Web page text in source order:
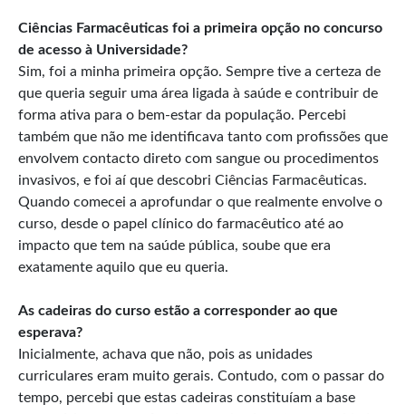
Ciências Farmacêuticas foi a primeira opção no concurso
de acesso à Universidade?
Sim, foi a minha primeira opção. Sempre tive a certeza de
que queria seguir uma área ligada à saúde e contribuir de
forma ativa para o bem-estar da população. Percebi
também que não me identificava tanto com profissões que
envolvem contacto direto com sangue ou procedimentos
invasivos, e foi aí que descobri Ciências Farmacêuticas.
Quando comecei a aprofundar o que realmente envolve o
curso, desde o papel clínico do farmacêutico até ao
impacto que tem na saúde pública, soube que era
exatamente aquilo que eu queria.
As cadeiras do curso estão a corresponder ao que
esperava?
Inicialmente, achava que não, pois as unidades
curriculares eram muito gerais. Contudo, com o passar do
tempo, percebi que estas cadeiras constituíam a base